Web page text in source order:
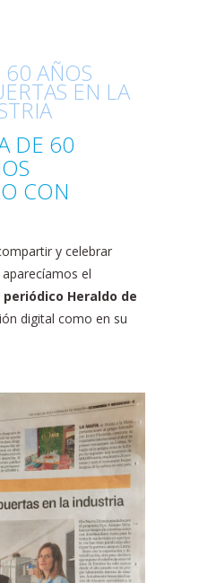
60 AÑOS
EN LA
DE 60
CON
y celebrar
aparecíamos el
periódico Heraldo de
digital como en su